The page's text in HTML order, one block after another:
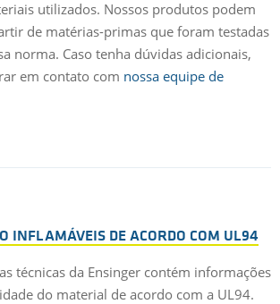
utilizados. Nossos produtos podem
de matérias-primas que foram testadas
norma. Caso tenha dúvidas adicionais,
em contato com nossa equipe de
INFLAMÁVEIS DE ACORDO COM UL94
técnicas da Ensinger contém informações
do material de acordo com a UL94.